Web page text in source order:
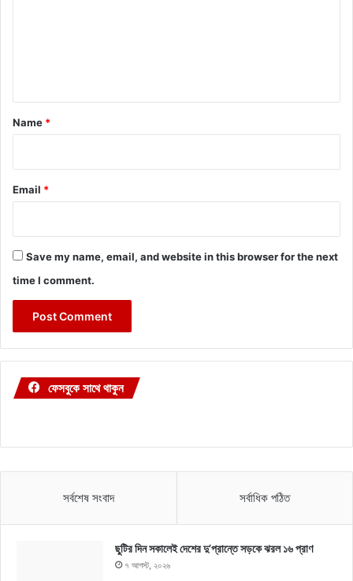
*
Name *
Email *
Save my name, email, and website in this browser for the next
time I comment.
ফেসবুকে সাথে থাকুন
সর্বশেষ সংবাদ সর্বাধিক পঠিত
ছুটির দিন সকালেই দেশের দু’প্রান্তে সড়কে ঝরল ১৬ প্রাণ
৭ আগস্ট, ২০২৬